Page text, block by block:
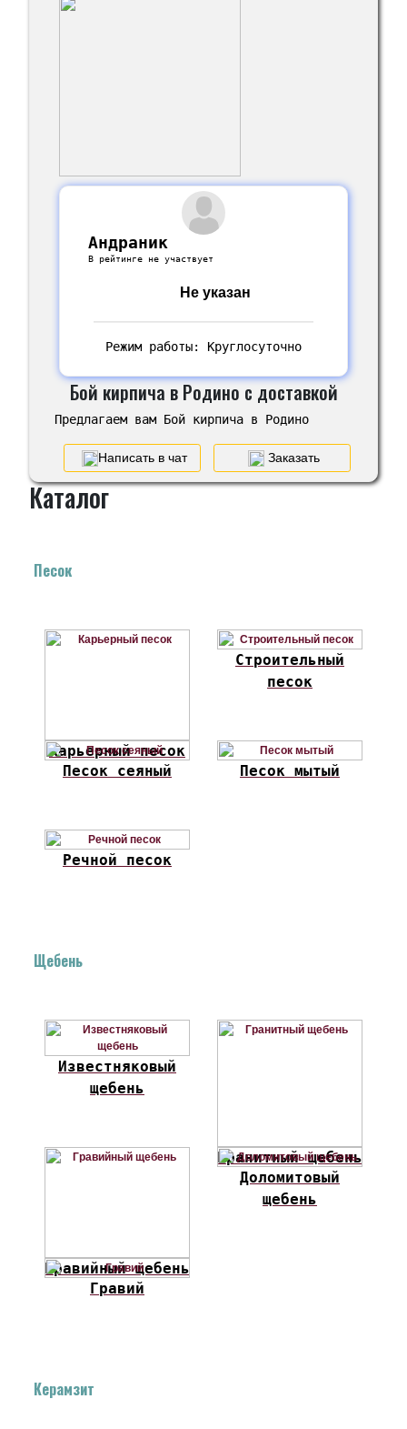
Андраник
В рейтинге не участвует
Не указан
Режим работы: Круглосуточно
Бой кирпича в Родино с доставкой
Предлагаем вам Бой кирпича в Родино
Написать в чат Заказать
Каталог
Песок
Карьерный песок
Строительный
песок
Песок сеяный Песок мытый
Речной песок
Щебень
Известняковый
щебень
Гранитный щебень
Гравийный щебень
Доломитовый
щебень
Гравий
Керамзит